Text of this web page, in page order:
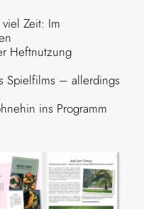
Zeit: Im
Heftnutzung
Spielfilms – allerdings
ins Programm